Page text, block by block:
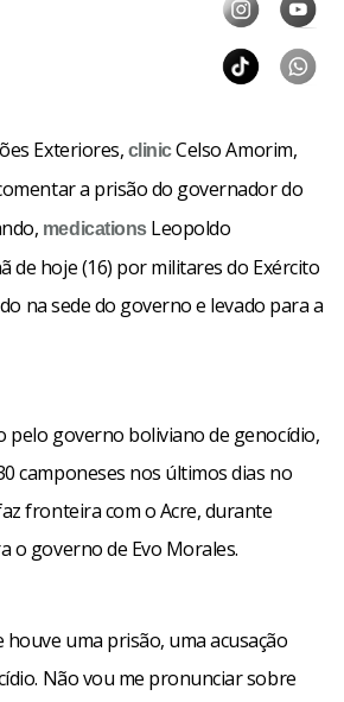
Exteriores, clinicCelso Amorim,
a prisão do governador do
medicationsLeopoldo
de hoje (16) por militares do Exército
na sede do governo e levado para a
pelo governo boliviano de genocídio,
camponeses nos últimos dias no
fronteira com o Acre, durante
o governo de Evo Morales.
houve uma prisão, uma acusação
Não vou me pronunciar sobre